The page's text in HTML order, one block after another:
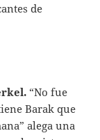
de
“No fue
Barak que
alega una